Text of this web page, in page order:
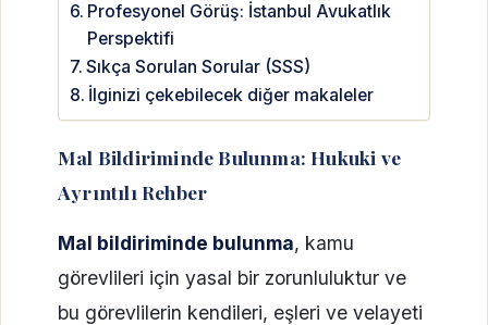
Profesyonel Görüş: İstanbul Avukatlık
Perspektifi
Sıkça Sorulan Sorular (SSS)
İlginizi çekebilecek diğer makaleler
Mal Bildiriminde Bulunma: Hukuki ve
Ayrıntılı Rehber
Mal bildiriminde bulunma, kamu
görevlileri için yasal bir zorunluluktur ve
bu görevlilerin kendileri, eşleri ve velayeti